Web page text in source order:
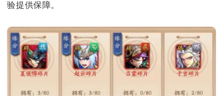
验提供保障。